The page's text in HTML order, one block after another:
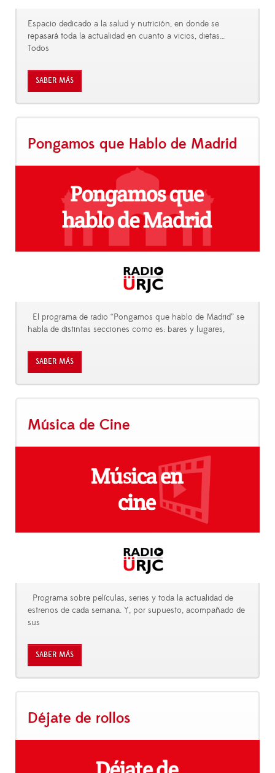
Espacio dedicado a la salud y nutrición, en donde se
repasará toda la actualidad en cuanto a vicios, dietas…
Todos
SABER MÁS
Pongamos que Hablo de Madrid
El programa de radio “Pongamos que hablo de Madrid” se
habla de distintas secciones como es: bares y lugares,
SABER MÁS
Música de Cine
Programa sobre películas, series y toda la actualidad de
estrenos de cada semana. Y, por supuesto, acompañado de
sus
SABER MÁS
Déjate de rollos